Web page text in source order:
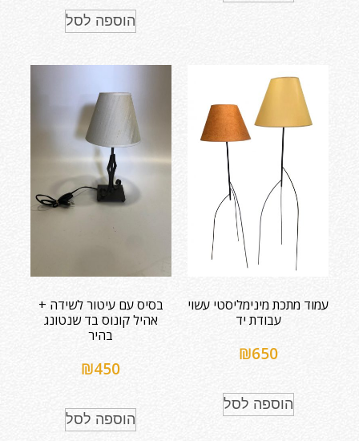
הוספה לסל
עמוד מתכת מינימליסטי עשוי
עבודת יד
₪650
הוספה לסל
בסיס עם עיטור לשידה +
אהיל קונוס בד שנטונג
בהיר
₪450
הוספה לסל